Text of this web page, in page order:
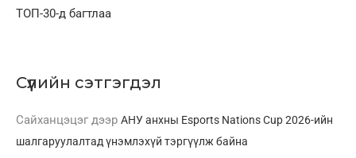
ТОП-30-д багтлаа
Сүүлийн сэтгэгдэл
Сайханцэцэг дээр АНУ анхны Esports Nations Cup 2026-ийн
шалгаруулалтад үнэмлэхүй тэргүүлж байна